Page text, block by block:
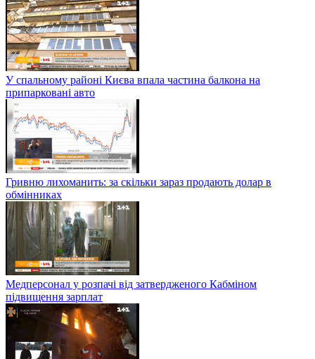
У спальному районі Києва впала частина балкона на
припарковані авто
Гривню лихоманить: за скільки зараз продають долар в
обмінниках
Медперсонал у розпачі від затвердженого Кабміном
підвищення зарплат